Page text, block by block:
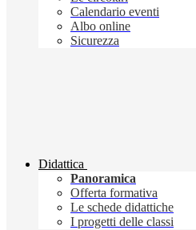
Calendario eventi
Albo online
Sicurezza
Didattica
Panoramica
Offerta formativa
Le schede didattiche
I progetti delle classi